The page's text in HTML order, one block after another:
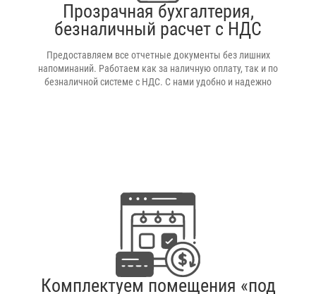
Прозрачная бухгалтерия,
безналичный расчет с НДС
Предоставляем все отчетные документы без лишних
напоминаний. Работаем как за наличную оплату, так и по
безналичной системе с НДС. С нами удобно и надежно
Комплектуем помещения «под